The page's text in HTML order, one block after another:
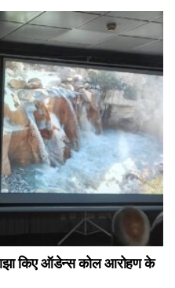
किए ऑडेन्स कोल आरोहण के